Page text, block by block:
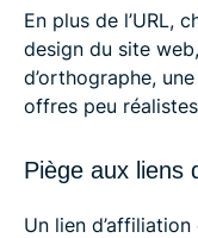
En plus de l’URL,
design du site
d’orthographe,
offres peu
Piège aux liens
Un lien